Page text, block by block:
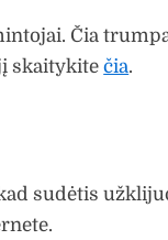
Čia
skaitykitečia.
sudėtis